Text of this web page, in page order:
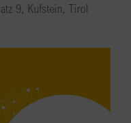
9, Kufstein, Tirol